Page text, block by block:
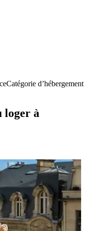
Catégorie d’hébergement
loger à